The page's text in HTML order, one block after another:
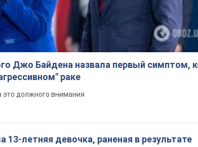
Джо Байдена назвала первый симптом,
раке
это должного внимания
13-летняя девочка, раненая в результате